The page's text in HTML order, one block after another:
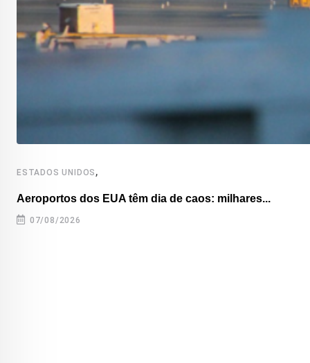
ESTADOS UNIDOS ,
Aeroportos dos EUA têm dia de caos: milhares...
07/08/2026